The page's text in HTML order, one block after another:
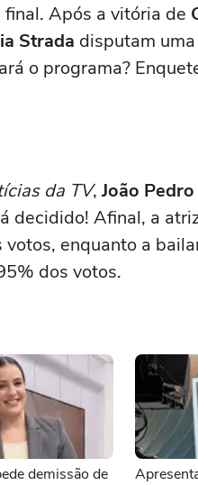
Após a vitória de
Strada disputam
o programa?
da TV, João Pedro
decidido! Afinal, a
enquanto a
dos votos.
demissão de